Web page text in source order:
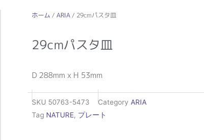
ホーム /ARIA / 29cmパスタ皿
29cmパスタ皿
D 288mm x H 53mm
SKU 50763-5473 Category ARIA
Tag NATURE, プレート